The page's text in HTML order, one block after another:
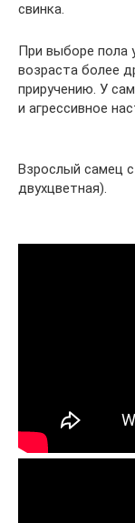
свинка.
При выборе пола
возраста более
приручению. У
и агрессивное
Взрослый самец
двухцветная).